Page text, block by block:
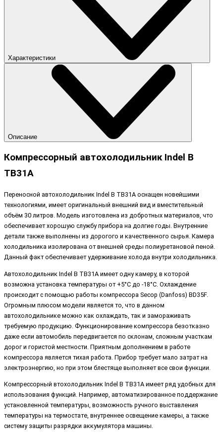
Характеристики
Описание
Компрессорный автохолодильник Indel B
TB31A
Переносной автохолодильник Indel B TB31A оснащен новейшими
технологиями, имеет оригинальный внешний вид и вместительный
объём 30 литров. Модель изготовлена из добротных материалов, что
обеспечивает хорошую службу прибора на долгие годы. Внутренние
детали также выполнены из дорогого и качественного сырья. Камера
холодильника изолирована от внешней среды полиуретановой пеной.
Данный факт обеспечивает удерживание холода внутри холодильника.
Автохолодильник Indel B TB31A имеет одну камеру, в которой
возможна установка температуры от +5°C до -18°C. Охлаждение
происходит с помощью работы компрессора Secop (Danfoss) BD35F.
Огромным плюсом модели является то, что в данном
автохолодильнике можно как охлаждать, так и замораживать
требуемую продукцию. Функционирование компрессора безотказно
даже если автомобиль передвигается по склонам, сложным участкам
дорог и гористой местности. Приятным дополнением в работе
компрессора является тихая работа. Прибор требует мало затрат на
электроэнергию, но при этом блестяще выполняет все свои функции.
Компрессорный втохолодильник Indel B TB31A имеет ряд удобных для
использования функций. Например, автоматизированное поддержание
установленной температуры, возможность ручного выставления
температуры на термостате, внутреннее освещение камеры, а также
систему защиты разрядки аккумулятора машины.